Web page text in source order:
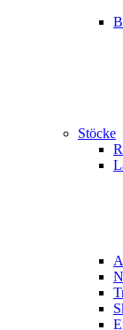
Stöcke